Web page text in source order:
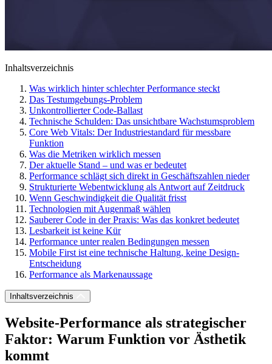
Inhaltsverzeichnis
Was wirklich hinter schlechter Performance steckt
Das Testumgebungs-Problem
Unkontrollierter Code-Ballast
Technische Schulden: Das unsichtbare Wachstumsproblem
Core Web Vitals: Der Industriestandard für messbare
Funktion
Was die Metriken wirklich messen
Der aktuelle Stand – und was er bedeutet
Performance schlägt sich direkt in Geschäftszahlen nieder
Strukturierte Webentwicklung als Antwort auf Zeitdruck
Wenn Geschwindigkeit die Qualität frisst
Technologien mit Augenmaß wählen
Sauberer Code in der Praxis: Was das konkret bedeutet
Lesbarkeit ist keine Kür
Performance unter realen Bedingungen messen
Mobile First ist eine technische Haltung, keine Design-
Entscheidung
Performance als Markenaussage
Inhaltsverzeichnis
Website-Performance als strategischer
Faktor: Warum Funktion vor Ästhetik
kommt